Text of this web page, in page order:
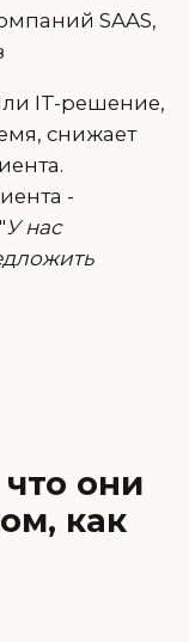
SAAS,
IT-решение,
снижает
-
У нас
они
как